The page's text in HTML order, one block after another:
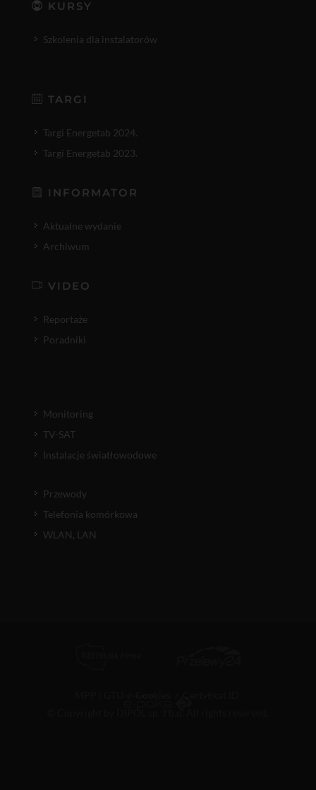
KURSY
Szkolenia dla instalatorów
TARGI
Targi Energetab 2024.
Targi Energetab 2023.
INFORMATOR
Aktualne wydanie
Archiwum
VIDEO
Reportaże
Poradniki
Monitoring
TV-SAT
Instalacje światłowodowe
Przewody
Telefonia komórkowa
WLAN, LAN